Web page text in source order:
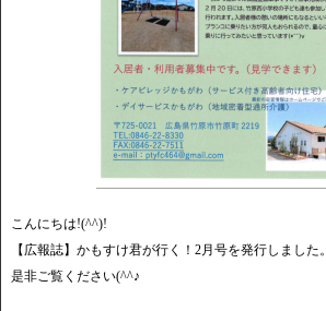
こんにちは!(^^)!
【広報誌】かもすけ君が行く！2月号を発行しました。
是非ご覧ください(^^♪